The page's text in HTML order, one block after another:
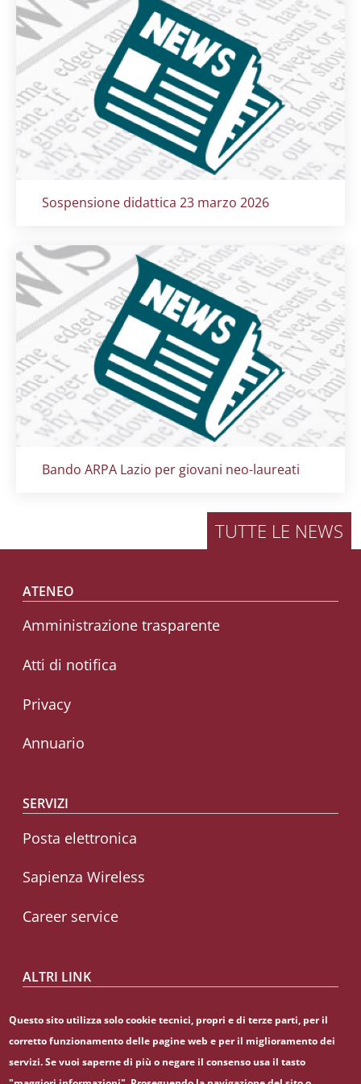
Titolo card:
Sospensione didattica 23 marzo 2026
Titolo card:
Bando ARPA Lazio per giovani neo-laureati
TUTTE LE NEWS
Footer menu
ATENEO
Amministrazione trasparente
Atti di notifica
Privacy
Annuario
SERVIZI
Posta elettronica
Sapienza Wireless
Career service
ALTRI LINK
Sapienza Store
Questo sito utilizza solo cookie tecnici, propri e di terze parti, per il
corretto funzionamento delle pagine web e per il miglioramento dei
servizi. Se vuoi saperne di più o negare il consenso usa il tasto